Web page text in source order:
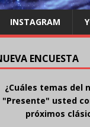
INSTAGRAM
ENCUESTA
¿Cuáles temas del
"Presente" usted
próximos